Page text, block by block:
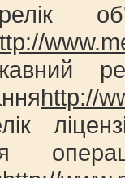
http://